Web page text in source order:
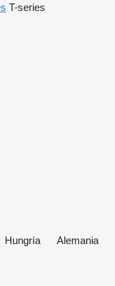
T-series
Hungría
Alemania